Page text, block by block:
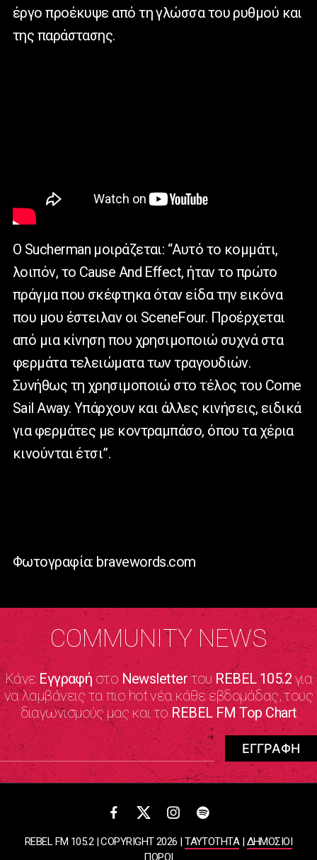
έργο προέκυψε από τη γλώσσα του ρυθμού και
της παράστασης.
Ο Suchermanμοιράζεται: “Αυτό το κομμάτι,
λοιπόν, το Cause And Effect, ήταν το πρώτο
πράγμα που σκέφτηκα όταν είδα την εικόνα
που μου έστειλαν οι SceneFour. Προέρχεται
από μια κίνηση που χρησιμοποιώ συχνά στα
φερμάτα τελειώματα των τραγουδιών.
Συνήθως τη χρησιμοποιώ στο τέλος του Come
Sail Away. Υπάρχουν και άλλες κινήσεις, ειδικά
για φερμάτες με κοντραμπάσο, όπου τα χέρια
κινούνται έτσι”.
Φωτογραφία: bravewords.com
COMMUNITY NEWS
Κάνε Εγγραφήστο NewsletterτουREBEL 105.2για
να λαμβάνεις τα πιο hot νέα κάθε εβδομάδας, τους
διαγωνισμούς μας και το REBEL FM Top Chart
REBEL FM 105.2 | COPYRIGHT 2026 |ΤΑΥΤΟΤΗΤΑ|ΔΗΜΟΣΙΟΙ
ΠΟΡΟΙ